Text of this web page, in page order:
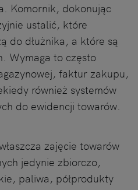
Komornik, dokonując
ustalić, które
do dłużnika, a które są
Wymaga to często
faktur zakupu,
również systemów
do ewidencji towarów.
zajęcie towarów
jedynie zbiorczo,
paliwa, półprodukty